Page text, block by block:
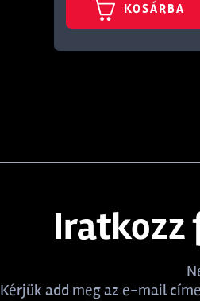
KOSÁRBA
Iratkozz
Kérjük add meg az e-mail